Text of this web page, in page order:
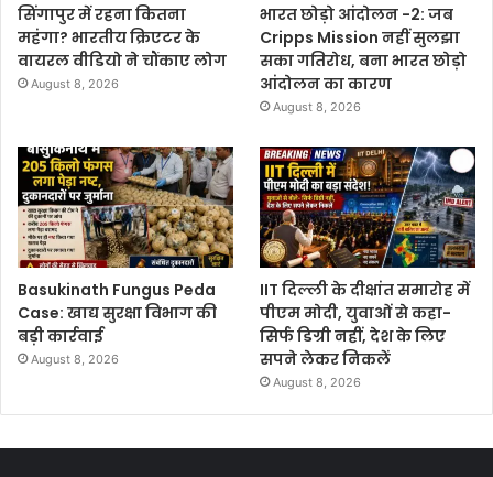
सिंगापुर में रहना कितना
महंगा? भारतीय क्रिएटर के
वायरल वीडियो ने चौंकाए लोग
August 8, 2026
भारत छोड़ो आंदोलन -2: जब
Cripps Mission नहीं सुलझा
सका गतिरोध, बना भारत छोड़ो
आंदोलन का कारण
August 8, 2026
Basukinath Fungus Peda
Case: खाद्य सुरक्षा विभाग की
बड़ी कार्रवाई
August 8, 2026
IIT दिल्ली के दीक्षांत समारोह में
पीएम मोदी, युवाओं से कहा-
सिर्फ डिग्री नहीं, देश के लिए
सपने लेकर निकलें
August 8, 2026